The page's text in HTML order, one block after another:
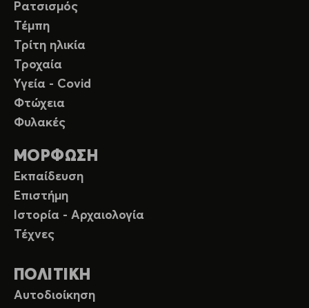
Ρατσισμός
Τέμπη
Τρίτη ηλικία
Τροχαία
Υγεία - Covid
Φτώχεια
Φυλακές
ΜΟΡΦΩΣΗ
Εκπαίδευση
Επιστήμη
Ιστορία - Αρχαιολογία
Τέχνες
ΠΟΛΙΤΙΚΗ
Αυτοδιοίκηση